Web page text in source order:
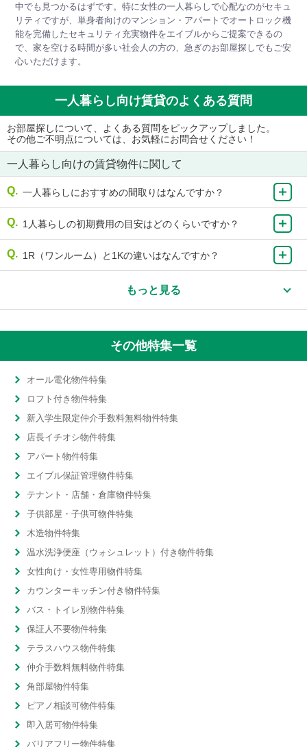
中でも見つかるはずです。特に女性の一人暮らしで心配なのがセキュ
リティですが、単身者向けのマンション・アパートでオートロック機
能を完備したセキュリティ充実物件をエイブルからご提案できるの
で、家を空ける時間が多い社会人の方の、急ぎのお部屋探しでもご安
心いただけます。
一人暮らし向け賃貸のよくある質問
お部屋探しについて、よくある質問をピックアップしました。
その他ご不明点については、お気軽にお問合せください！
一人暮らし向けの賃貸物件に関して
一人暮らしにおすすめの間取りはなんですか？
1人暮らしの初期費用の目安はどのくらいですか？
1R（ワンルーム）と1Kの違いはなんですか？
もっと見る
その他特集一覧
オール電化物件特集
ロフト付き物件特集
新入学生限定仲介手数料無料物件特集
店長イチオシ物件特集
アパート物件特集
エイブル保証管理物件特集
テナント・店舗・倉庫物件特集
子供部屋・子供可物件特集
木造物件特集
温水洗浄便座（ウォシュレット）付き物件特集
女性向け・女性専用物件特集
カウンターキッチン付き物件特集
バス・トイレ別物件特集
保証人不要物件特集
テラスハウス物件特集
仲介手数料無料物件特集
角部屋物件特集
ピアノ相談可物件特集
即入居可物件特集
バリアフリー物件特集